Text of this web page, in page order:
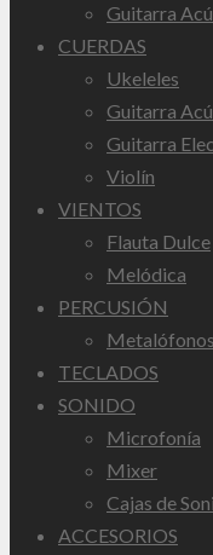
Guitarra
CUERDAS
Ukeleles
Guitarra
Guitarra
Violín
VIENTOS
Flauta Dulce
Melódica
PERCUSIÓN
Metalófonos
TECLADOS
SONIDO
Microfonía
Mixer
Cajas de
ACCESORIOS